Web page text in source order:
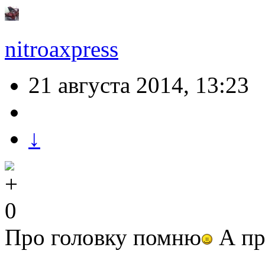
nitroaxpress
21 августа 2014, 13:23
↓
0
Про головку помню
А